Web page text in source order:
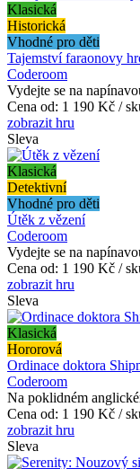
Klasická
Historická
Vhodné pro děti
Tajemství faraonovy
Coderoom
Vydejte se na
Cena od: 1 190 Kč /
zobrazit hru
Sleva
Klasická
Detektivní
Vhodné pro děti
Útěk z vězení
Coderoom
Vydejte se na
Cena od: 1 190 Kč /
zobrazit hru
Sleva
Klasická
Hororová
Ordinace doktora
Coderoom
Na poklidném
Cena od: 1 190 Kč /
zobrazit hru
Sleva